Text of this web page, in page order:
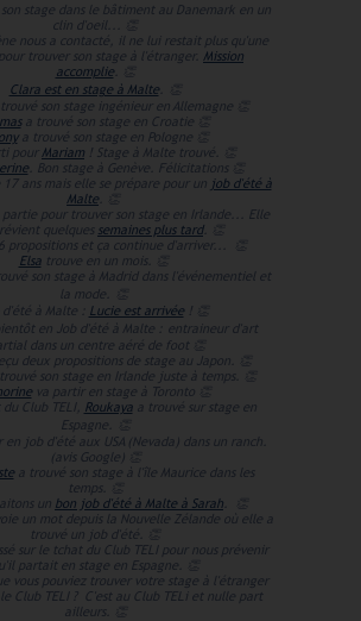
stage dans le bâtiment au Danemark en un
clin d'oeil...
nous a contacté, il ne lui restait plus qu'une
trouver son stage à l'étranger. Mission
accomplie.
Clara est en stage à Malte.
son stage ingénieur en Allemagne
a trouvé son stage en Croatie
a trouvé son stage en Pologne
pour Mariam ! Stage à Malte trouvé.
. Bon stage à Genève. Félicitations 👏
17 ans mais elle se prépare pour un job d'été à
Malte
pour trouver son stage en Irlande... Elle
quelques semaines plus tard.
propositions et ça continue d'arriver...
Elsatrouve en un mois.
son stage à Madrid dans l'événementiel et
la mode.
d'été à Malte :
Lucie est arrivée!
en Job d'été à Malte :
entraineur d'art
dans un centre aéré de foot
deux propositions de stage au Japon.
son stage en Irlande juste à temps.
va partir en stage à Toronto
Club TELI,
Roukayaa trouvé sur stage en
Espagne.
en job d'été aux USA (Nevada) dans un ranch.
(avis Google)
a trouvé son stage à l'île Maurice dans les
temps.
un bon job d'été à Malte à Sarah
un mot depuis la Nouvelle Zélande où elle a
trouvé un job d'été.
sur le tchat du Club TELI pour nous prévenir
partait en stage en Espagne.
vous pouviez trouver votre stage à l'étranger
Club TELI ?
C'est au Club TELi et nulle part
ailleurs.